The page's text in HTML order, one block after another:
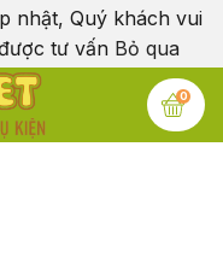
nhật, Quý khách vui
tư vấn Bỏ qua
0